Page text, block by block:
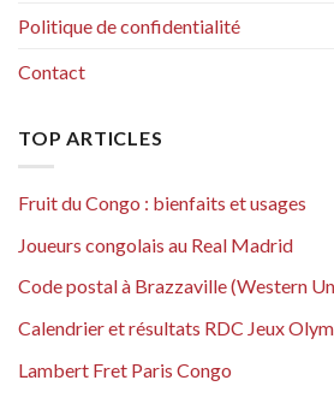
Politique de confidentialité
Contact
TOP ARTICLES
Fruit du Congo : bienfaits et usages
Joueurs congolais au Real Madrid
Code postal à Brazzaville (Western
Calendrier et résultats RDC Jeux
Lambert Fret Paris Congo